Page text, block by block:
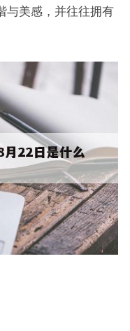
与美感，并往往拥有